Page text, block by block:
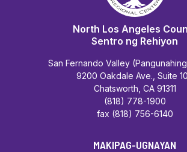
North Los Angeles
Sentro ng Rehiyon
San Fernando Valley
9200 Oakdale Ave., Suite
Chatsworth, CA 91311
(818) 778-1900
fax (818) 756-6140
MAKIPAG-UGNAYAN